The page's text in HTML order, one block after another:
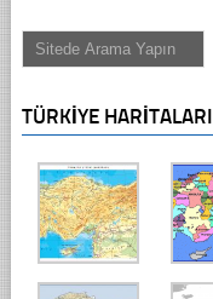
TÜRKIYE HARITALARI